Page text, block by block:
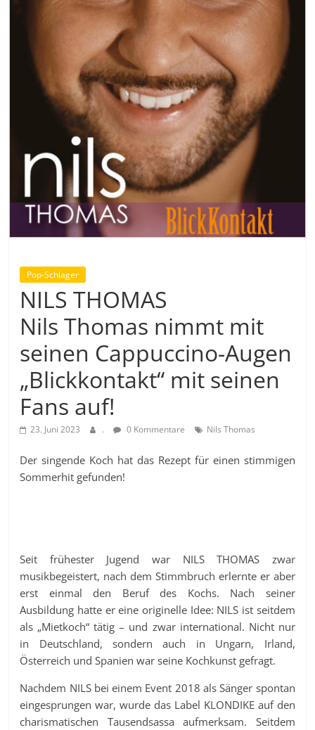
Pop-Schlager
NILS THOMAS
Nils Thomas nimmt mit
seinen Cappuccino-Augen
„Blickkontakt“ mit seinen
Fans auf!
23. Juni 2023 . 0 Kommentare Nils Thomas
Der singende Koch hat das Rezept für einen stimmigen
Sommerhit gefunden!
Seit frühester Jugend war NILS THOMAS zwar
musikbegeistert, nach dem Stimmbruch erlernte er aber
erst einmal den Beruf des Kochs. Nach seiner
Ausbildung hatte er eine originelle Idee: NILS ist seitdem
als „Mietkoch“ tätig – und zwar international. Nicht nur
in Deutschland, sondern auch in Ungarn, Irland,
Österreich und Spanien war seine Kochkunst gefragt.
Nachdem NILS bei einem Event 2018 als Sänger spontan
eingesprungen war, wurde das Label KLONDIKE auf den
charismatischen Tausendsassa aufmerksam. Seitdem